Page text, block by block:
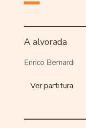
A alvorada
Enrico Bernardi
Ver partitura